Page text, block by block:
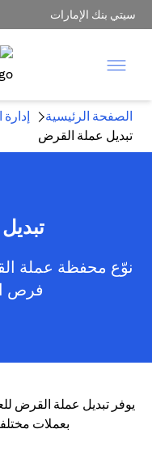
سيتي بنك الإمارات
الصفحة الرئيسية
تبديل عملة القرض
نوّع محفظة عملة
فرص
يوفر تبديل عملة القرض
بعملات